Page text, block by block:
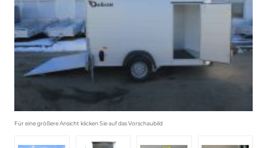
Für eine größere Ansicht klicken Sie auf das Vorschaubild